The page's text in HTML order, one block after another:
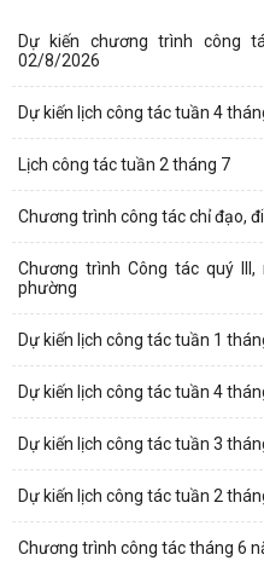
Dự kiến chương trình công
02/8/2026
Dự kiến lịch công tác tuần 4
Lịch công tác tuần 2 tháng 7
Chương trình công tác chỉ đạo,
Chương trình Công tác quý
phường
Dự kiến lịch công tác tuần 1
Dự kiến lịch công tác tuần 4
Dự kiến lịch công tác tuần 3
Dự kiến lịch công tác tuần 2
Chương trình công tác tháng 6